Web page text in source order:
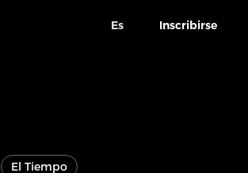
Es Inscribirse
El Tiempo